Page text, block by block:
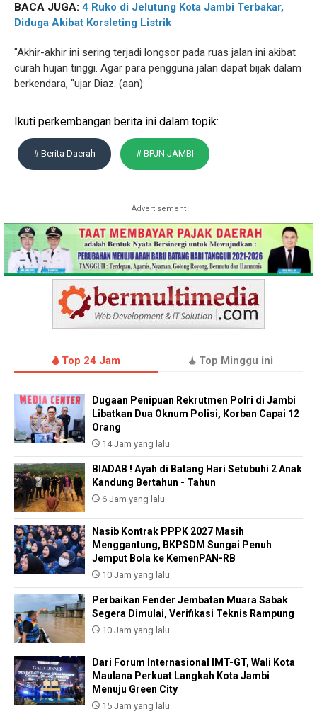
BACA JUGA: 4 Ruko di Jelutung Kota Jambi Terbakar,
Diduga Akibat Korsleting Listrik
"Akhir-akhir ini sering terjadi longsor pada ruas jalan ini akibat
curah hujan tinggi. Agar para pengguna jalan dapat bijak dalam
berkendara, "ujar Diaz. (aan)
Ikuti perkembangan berita ini dalam topik:
# Berita Daerah # BPJN JAMBI
Advertisement
Top 24 Jam Top Minggu ini
Dugaan Penipuan Rekrutmen Polri di Jambi
Libatkan Dua Oknum Polisi, Korban Capai 12
Orang
14 Jam yang lalu
BIADAB ! Ayah di Batang Hari Setubuhi 2 Anak
Kandung Bertahun - Tahun
6 Jam yang lalu
Nasib Kontrak PPPK 2027 Masih
Menggantung, BKPSDM Sungai Penuh
Jemput Bola ke KemenPAN-RB
10 Jam yang lalu
Perbaikan Fender Jembatan Muara Sabak
Segera Dimulai, Verifikasi Teknis Rampung
10 Jam yang lalu
Dari Forum Internasional IMT-GT, Wali Kota
Maulana Perkuat Langkah Kota Jambi
Menuju Green City
15 Jam yang lalu